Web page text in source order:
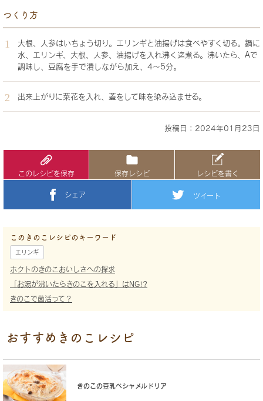
つくり方
大根、人参はいちょう切り。エリンギと油揚げは食べやすく切る。鍋に
水、エリンギ、大根、人参、油揚げを入れ沸く迄煮る。沸いたら、Aで
調味し、豆腐を手で潰しながら加え、4〜5分。
出来上がりに菜花を入れ、蓋をして味を染み込ませる。
投稿日：2024年01月23日
このレシピを保存 保存レシピ レシピを書く
シェア ツイート
このきのこレシピのキーワード
エリンギ
ホクトのきのこおいしさへの探求
「お湯が沸いたらきのこを入れる」はNG!?
きのこで菌活って？
おすすめきのこレシピ
きのこの豆乳ベシャメルドリア